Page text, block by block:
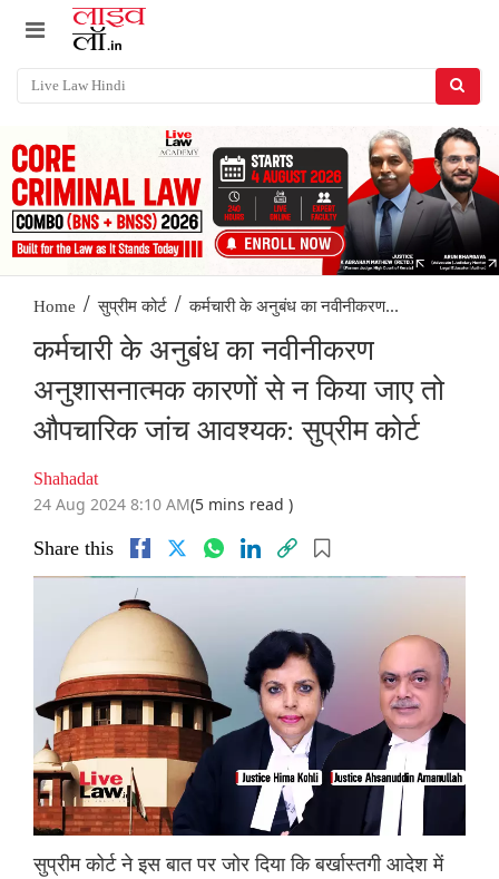
Home / सुप्रीम कोर्ट / कर्मचारी के अनुबंध का नवीनीकरण...
कर्मचारी के अनुबंध का नवीनीकरण
अनुशासनात्मक कारणों से न किया जाए तो
औपचारिक जांच आवश्यक: सुप्रीम कोर्ट
Shahadat
24 Aug 2024 8:10 AM(5 mins read )
Share this
सुप्रीम कोर्ट ने इस बात पर जोर दिया कि बर्खास्तगी आदेश में